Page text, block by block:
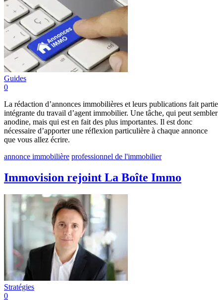
Guides
0
La rédaction d’annonces immobilières et leurs publications fait partie
intégrante du travail d’agent immobilier. Une tâche, qui peut sembler
anodine, mais qui est en fait des plus importantes. Il est donc
nécessaire d’apporter une réflexion particulière à chaque annonce
que vous allez écrire.
annonce immobilière professionnel de l'immobilier
Immovision rejoint La Boîte Immo
Stratégies
0